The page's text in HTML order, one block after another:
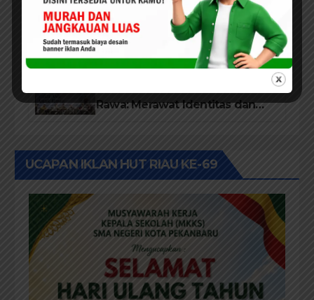
Festival Kampung Literasi dan
Pelatihan Penguatan
TBM/Perpustakaan Desa 2026
Rawa: Merawat Identitas dan
UCAPAN IKLAN HUT RIAU KE-69